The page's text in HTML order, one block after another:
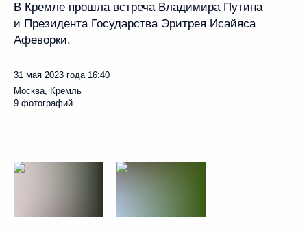
В Кремле прошла встреча Владимира Путина
и Президента Государства Эритрея Исайяса
Афеворки.
31 мая 2023 года 16:40
Москва, Кремль
9 фотографий